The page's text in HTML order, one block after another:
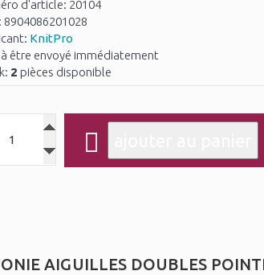
d'article: 20104
8904086201028
KnitPro
être envoyé immédiatement
2 pièces disponible
AIGUILLES DOUBLES